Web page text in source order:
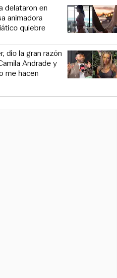
delataron en
animadora
quiebre
dio la gran razón
Andrade y
me hacen